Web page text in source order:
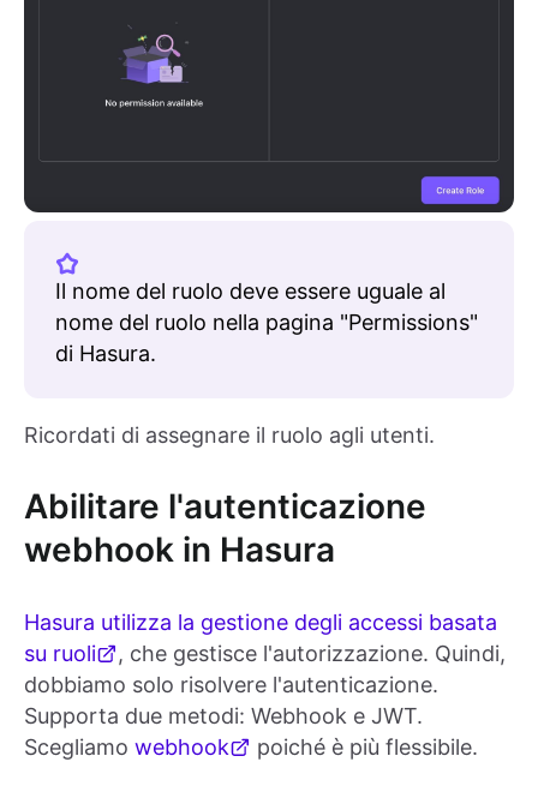
Il nome del ruolo deve essere uguale al
nome del ruolo nella pagina "Permissions"
di Hasura.
Ricordati di assegnare il ruolo agli utenti.
Abilitare l'autenticazione
webhook in Hasura
Hasura utilizza la gestione degli accessi basata
su ruoli
, che gestisce l'autorizzazione. Quindi,
dobbiamo solo risolvere l'autenticazione.
Supporta due metodi: Webhook e JWT.
Scegliamo webhook poiché è più flessibile.